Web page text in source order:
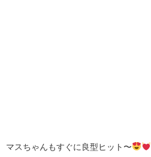
マスちゃんもすぐに良型ヒット〜